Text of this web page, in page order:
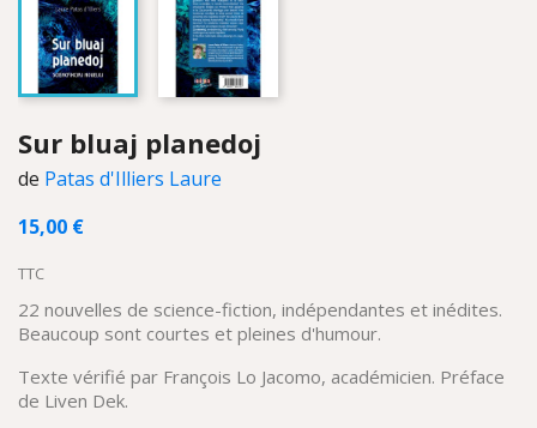
Sur bluaj planedoj
de Patas d'Illiers Laure
15,00 €
TTC
22 nouvelles de science-fiction, indépendantes et inédites.
Beaucoup sont courtes et pleines d'humour.
Texte vérifié par François Lo Jacomo, académicien. Préface
de Liven Dek.